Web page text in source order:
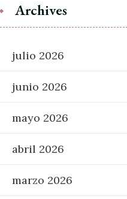
Archives
julio 2026
junio 2026
mayo 2026
abril 2026
marzo 2026